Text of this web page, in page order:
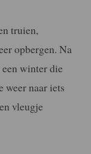
truien,
opbergen. Na
een winter die
weer naar iets
vleugje